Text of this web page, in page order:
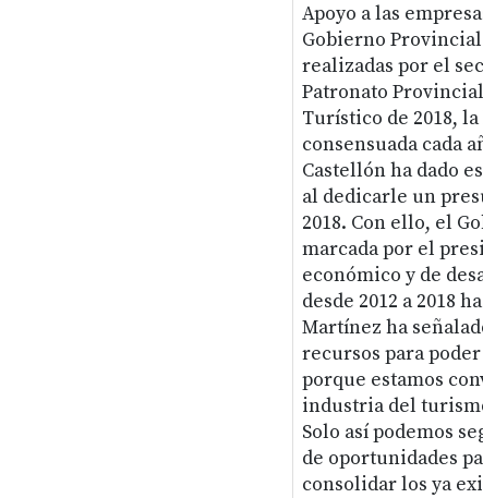
Apoyo a las
Gobierno
realizadas por el
Patronato
Turístico de 2018,
consensuada cada
Castellón ha dado
al dedicarle un
2018. Con ello, el
marcada por el
económico y de
desde 2012 a 2018
Martínez ha
recursos para
porque estamos
industria del
Solo así podemos
de oportunidades
consolidar los ya